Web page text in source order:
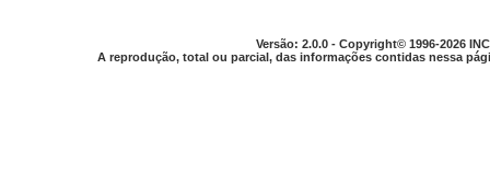
Versão: 2.0.0 - Copyright© 1996-2026
A reprodução, total ou parcial, das informações contidas nessa